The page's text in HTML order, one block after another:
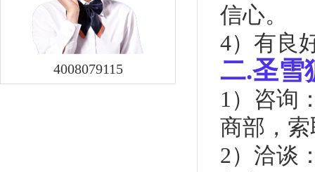
4008079115
信心。
4）有良
二.圣雪
1）咨询
商部，
2）洽谈